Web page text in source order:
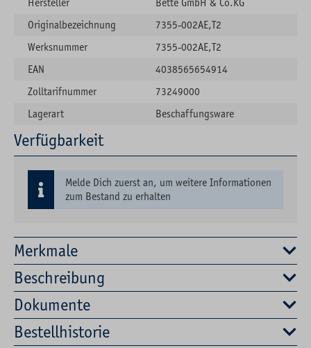
Merkmale
Beschreibung
Dokumente
Bestellhistorie
Hersteller
Bette GmbH & Co.KG
Originalbezeichnung
7355-002AE,T2
Werksnummer
7355-002AE,T2
EAN
4038565654914
Zolltarifnummer
73249000
Lagerart
Beschaffungsware
Verfügbarkeit
Melde Dich zuerst an, um weitere Informationen
zum Bestand zu erhalten